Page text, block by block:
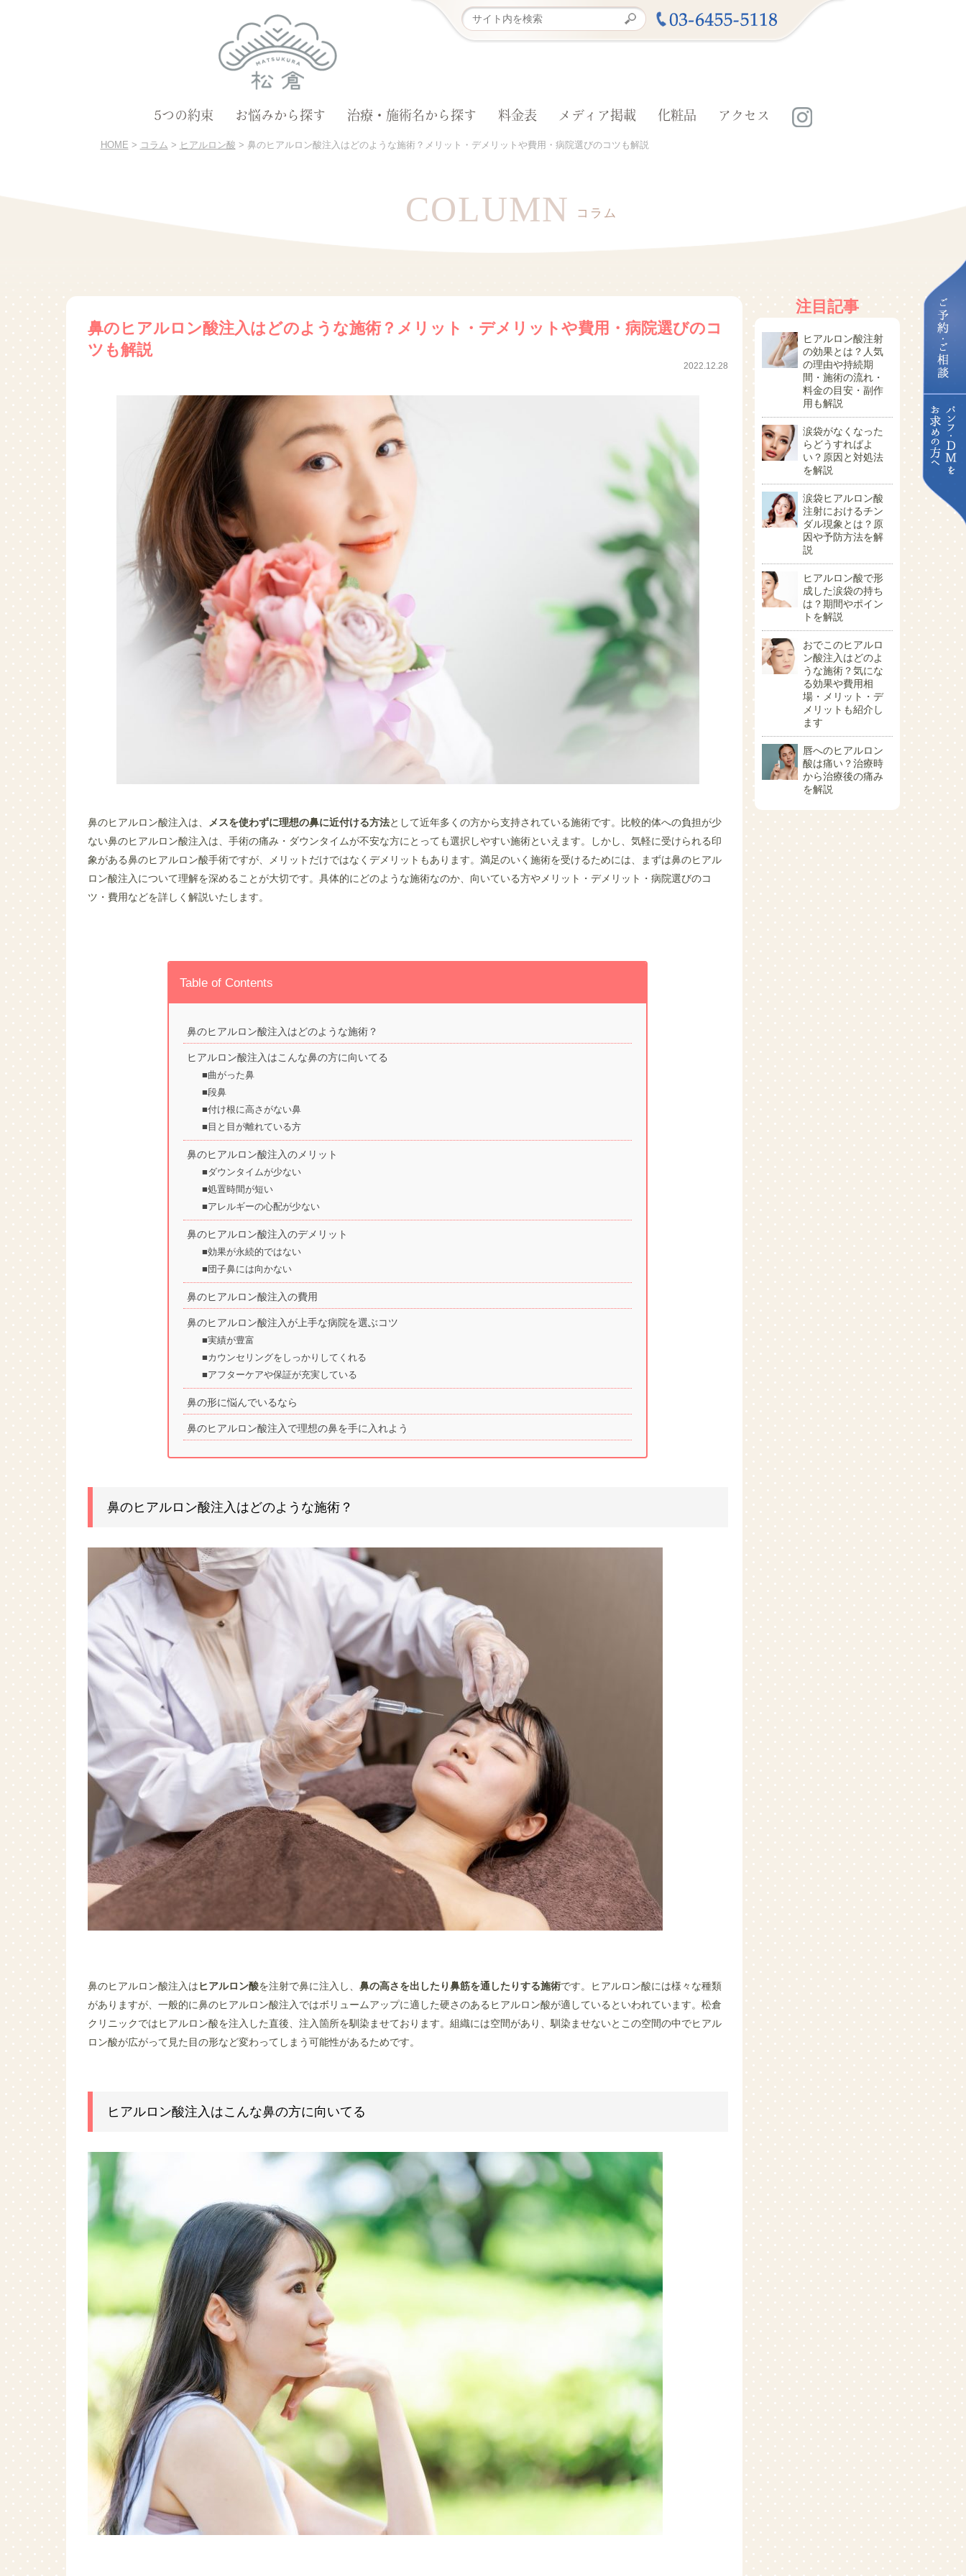
5つの約束 お悩みから探す 治療・施術名から探す 料金表 メディア掲載 化粧品 アクセス
HOME > コラム > ヒアルロン酸 > 鼻のヒアルロン酸注入はどのような施術？メリット・デメリットや費用・病院選びのコツも解説
COLUMN コラム
鼻のヒアルロン酸注入はどのような施術？メリット・デメリットや費用・病院選びのコ
ツも解説
2022.12.28
鼻のヒアルロン酸注入は、 メスを使わずに理想の鼻に近付ける方法として近年多くの方から支持されている施術です。 比較的体への負担が少
ない鼻のヒアルロン酸注入は、手術の痛み・ダウンタイムが不安な方にとっても選択しやすい施術といえます。
しかし、気軽に受けられる印
象がある鼻のヒアルロン酸手術ですが、メリットだけではなくデメリットもあります。満足のいく施術を受けるためには、まずは鼻のヒアル
ロン酸注入について理解を深めることが大切です。具体的にどのような施術なのか、向いている方やメリット・デメリット・病院選びのコ
ツ・費用などを詳しく解説いたします。
Table of Contents
鼻のヒアルロン酸注入はどのような施術？
ヒアルロン酸注入はこんな鼻の方に向いてる
■曲がった鼻
■段鼻
■付け根に高さがない鼻
■目と目が離れている方
鼻のヒアルロン酸注入のメリット
■ダウンタイムが少ない
■処置時間が短い
■アレルギーの心配が少ない
鼻のヒアルロン酸注入のデメリット
■効果が永続的ではない
■団子鼻には向かない
鼻のヒアルロン酸注入の費用
鼻のヒアルロン酸注入が上手な病院を選ぶコツ
■実績が豊富
■カウンセリングをしっかりしてくれる
■アフターケアや保証が充実している
鼻の形に悩んでいるなら
鼻のヒアルロン酸注入で理想の鼻を手に入れよう
鼻のヒアルロン酸注入はどのような施術？
鼻のヒアルロン酸注入はヒアルロン酸を注射で鼻に注入し、鼻の高さを出したり鼻筋を通したりする施術です。
ヒアルロン酸には様々な種類
がありますが、一般的に鼻のヒアルロン酸注入ではボリュームアップに適した硬さのあるヒアルロン酸が適しているといわれています。松倉
クリニックではヒアルロン酸を注入した直後、注入箇所を馴染ませております。組織には空間があり、馴染ませないとこの空間の中でヒアル
ロン酸が広がって見た目の形など変わってしまう可能性があるためです。
ヒアルロン酸注入はこんな鼻の方に向いてる
注目記事
ヒアルロン酸注射
の効果とは？人気
の理由や持続期
間・施術の流れ・
料金の目安・副作
用も解説
涙袋がなくなった
らどうすればよ
い？原因と対処法
を解説
涙袋ヒアルロン酸
注射におけるチン
ダル現象とは？原
因や予防方法を解
説
ヒアルロン酸で形
成した涙袋の持ち
は？期間やポイン
トを解説
おでこのヒアルロ
ン酸注入はどのよ
うな施術？気にな
る効果や費用相
場・メリット・デ
メリットも紹介し
ます
唇へのヒアルロン
酸は痛い？治療時
から治療後の痛み
を解説